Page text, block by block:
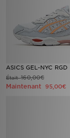
ASICS GEL-NYC RGD
Était160,00€
Maintenant 95,00€